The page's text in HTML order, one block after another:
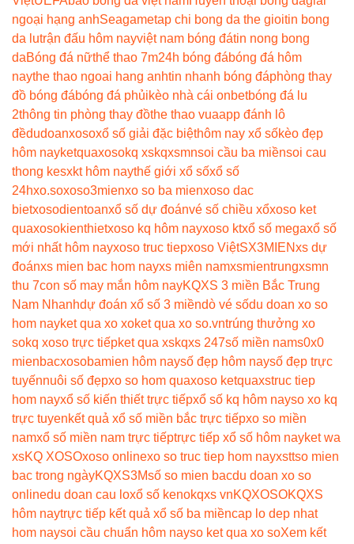
ngoại hạng anhSeagametap chi bong da the gioitin bong
da lutrận đấu hôm nayviệt nam bóng đátin nong bong
daBóng đá nữthể thao 7m24h bóng đábóng đá hôm
naythe thao ngoai hang anhtin nhanh bóng đáphòng thay
đồ bóng đábóng đá phủikèo nhà cái onbetbóng đá lu
2thông tin phòng thay đồthe thao vuaapp đánh lô
đềdudoanxosoxổ số giải đặc biệthôm nay xổ sốkèo đẹp
hôm nayketquaxosokq xskqxsmnsoi cầu ba miềnsoi cau
thong kesxkt hôm naythế giới xổ sốxổ số
24hxo.soxoso3mienxo so ba mienxoso dac
bietxosodientoanxổ số dự đoánvé số chiều xổxoso ket
quaxosokienthietxoso kq hôm nayxoso ktxổ số megaxổ số
mới nhất hôm nayxoso truc tiepxoso ViệtSX3MIENxs dự
đoánxs mien bac hom nayxs miên namxsmientrungxsmn
thu 7con số may mắn hôm nayKQXS 3 miền Bắc Trung
Nam Nhanhdự đoán xổ số 3 miềndò vé sốdu doan xo so
hom nayket qua xo xoket qua xo so.vntrúng thưởng xo
sokq xoso trực tiếpket qua xskqxs 247số miền nams0x0
mienbacxosobamien hôm naysố đẹp hôm naysố đẹp trực
tuyếnnuôi số đẹpxo so hom quaxoso ketquaxstruc tiep
hom nayxổ số kiến thiết trực tiếpxổ số kq hôm nayso xo kq
trực tuyenkết quả xổ số miền bắc trực tiếpxo so miền
namxổ số miền nam trực tiếptrực tiếp xổ số hôm nayket wa
xsKQ XOSOxoso onlinexo so truc tiep hom nayxsttso mien
bac trong ngàyKQXS3Msố so mien bacdu doan xo so
onlinedu doan cau loxổ số kenokqxs vnKQXOSOKQXS
hôm naytrực tiếp kết quả xổ số ba miềncap lo dep nhat
hom naysoi cầu chuẩn hôm nayso ket qua xo soXem kết